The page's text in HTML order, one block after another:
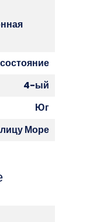
4-ый
Юг
Море